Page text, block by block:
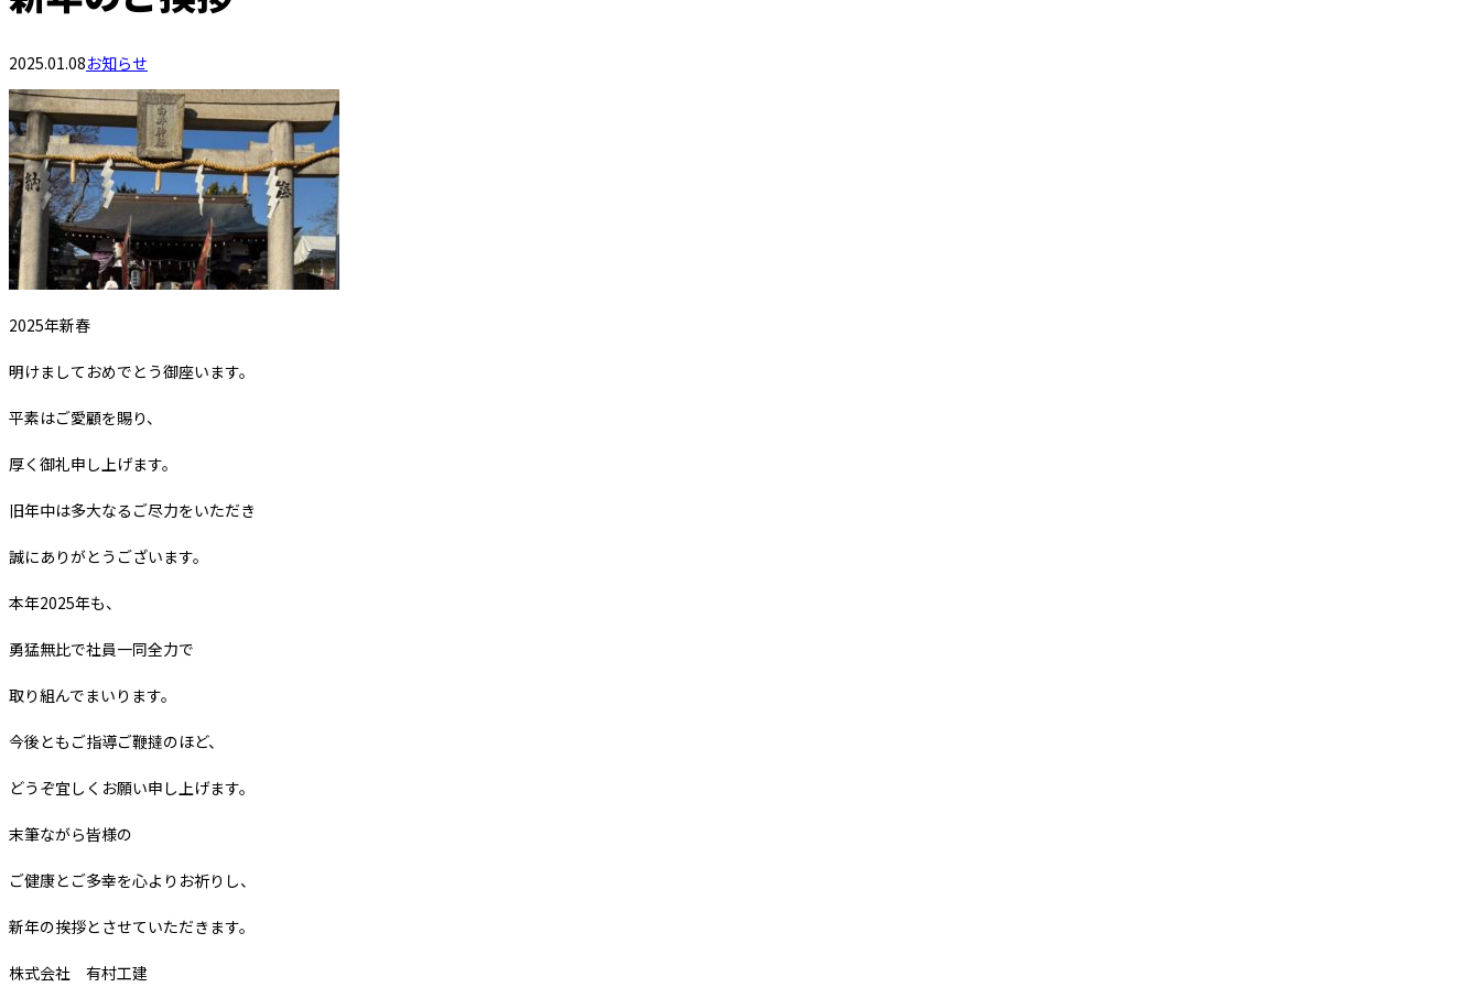
2025.01.08お知らせ
2025年新春
明けましておめでとう御座います。
平素はご愛顧を賜り、
厚く御礼申し上げます。
旧年中は多大なるご尽力をいただき
誠にありがとうございます。
本年2025年も、
勇猛無比で社員一同全力で
取り組んでまいります。
今後ともご指導ご鞭撻のほど、
どうぞ宜しくお願い申し上げます。
末筆ながら皆様の
ご健康とご多幸を心よりお祈りし、
新年の挨拶とさせていただきます。
株式会社 有村工建